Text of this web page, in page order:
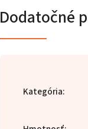
Dodatočné
Kategória: